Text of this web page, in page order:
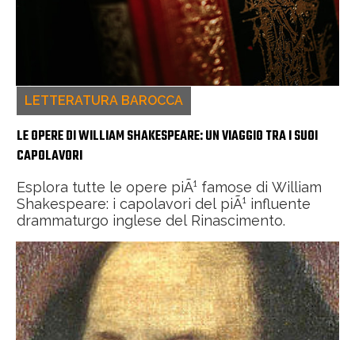
LETTERATURA BAROCCA
LE OPERE DI WILLIAM SHAKESPEARE: UN VIAGGIO TRA I SUOI
CAPOLAVORI
Esplora tutte le opere piÃ¹ famose di William
Shakespeare: i capolavori del piÃ¹ influente
drammaturgo inglese del Rinascimento.